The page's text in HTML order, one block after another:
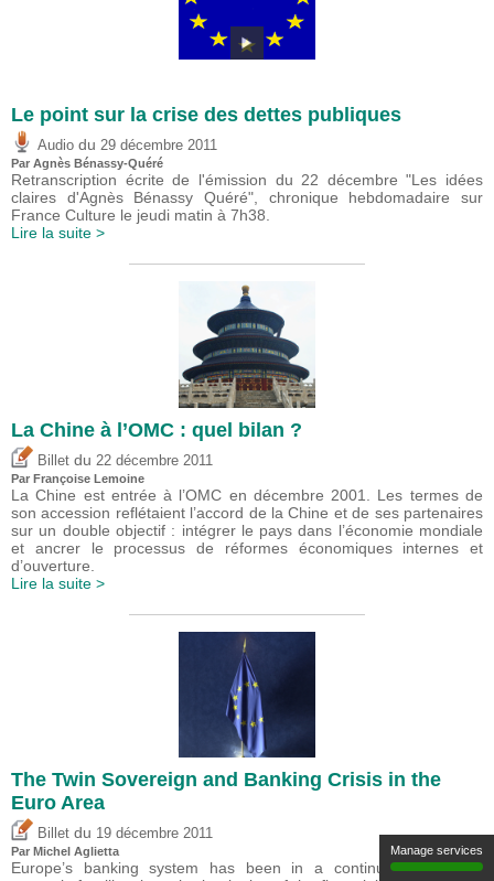
Le point sur la crise des dettes publiques
Audio du 29 décembre 2011
Par Agnès Bénassy-Quéré
Retranscription écrite de l'émission du 22 décembre "Les idées
claires d'Agnès Bénassy Quéré", chronique hebdomadaire sur
France Culture le jeudi matin à 7h38.
Lire la suite >
La Chine à l’OMC : quel bilan ?
Billet du 22 décembre 2011
Par Françoise Lemoine
La Chine est entrée à l’OMC en décembre 2001. Les termes de
son accession reflétaient l’accord de la Chine et de ses partenaires
sur un double objectif : intégrer le pays dans l’économie mondiale
et ancrer le processus de réformes économiques internes et
d’ouverture.
Lire la suite >
The Twin Sovereign and Banking Crisis in the
Euro Area
Billet du 19 décembre 2011
Par Michel Aglietta
Europe’s banking system has been in a continuous stage of
Manage services